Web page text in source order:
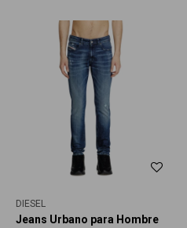
DIESEL
Jeans Urbano para Hombre